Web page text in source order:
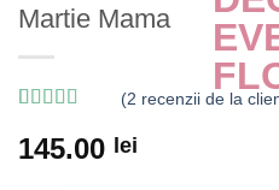
Martie Mama
din 5 pe
baza a
(2 recenzii de la
145.00 lei